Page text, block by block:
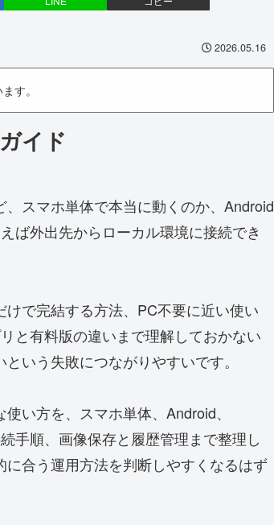
2026.05.16
す。
イド
スマホ単体で本当に動くのか、Android
ば外出先からローカル環境に接続でき
で完結する方法、PC不要に近い使い
と有料版の違いまで理解しておかない
いう失敗につながりやすいです。
い方を、スマホ単体、Android、
手順、画像保存と履歴管理まで整理し
合う運用方法を判断しやすくなるはず